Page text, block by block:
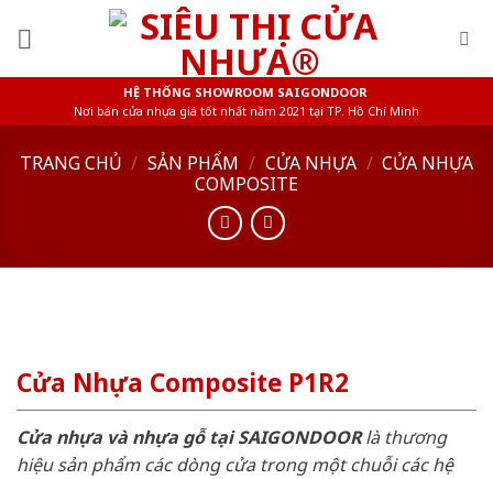
HỆ THỐNG SHOWROOM SAIGONDOOR
Nơi bán cửa nhựa giá tốt nhất năm 2021 tại TP. Hồ Chí Minh
TRANG CHỦ / SẢN PHẨM / CỬA NHỰA / CỬA NHỰA
COMPOSITE
Cửa Nhựa Composite P1R2
Cửa nhựa và nhựa gỗ tại SAIGONDOORlà thương
hiệu sản phẩm các dòng cửa trong một chuỗi các hệ